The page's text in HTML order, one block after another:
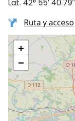
Lat. 42° 55′
Ruta y acceso
+
−